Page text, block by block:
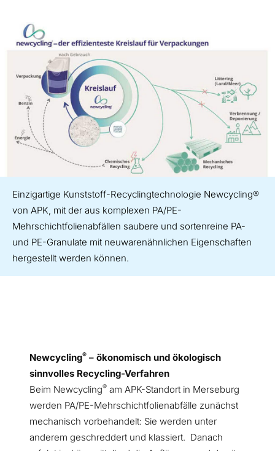
Einzigartige Kunststoff-Recyclingtechnologie Newcycling®
von APK, mit der aus komplexen PA/PE-
Mehrschichtfolienabfällen saubere und sortenreine PA-
und PE-Granulate mit neuwarenähnlichen Eigenschaften
hergestellt werden können.
Newcycling® – ökonomisch und ökologisch
sinnvolles Recycling-Verfahren
Beim Newcycling® am APK-Standort in Merseburg
werden PA/PE-Mehrschichtfolienabfälle zunächst
mechanisch vorbehandelt: Sie werden unter
anderem geschreddert und klassiert. Danach